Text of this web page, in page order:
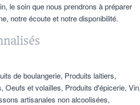
le soin que nous prendrons à préparer
notre écoute et notre disponibilité.
de boulangerie, Produits laitiers,
Oeufs et volailles, Produits d'épicerie,
artisanales non alcoolisées,